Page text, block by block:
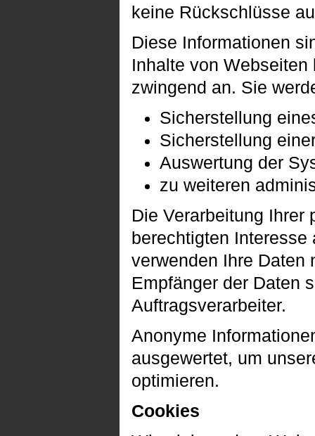
keine Rückschlüsse
Diese Informationen
Inhalte von
zwingend an. Sie
Sicherstellung
Sicherstellung
Auswertung der
zu weiteren
Die Verarbeitung Ihrer
berechtigten
verwenden Ihre Daten
Empfänger der Daten
Auftragsverarbeiter.
Anonyme
ausgewertet, um
optimieren.
Cookies